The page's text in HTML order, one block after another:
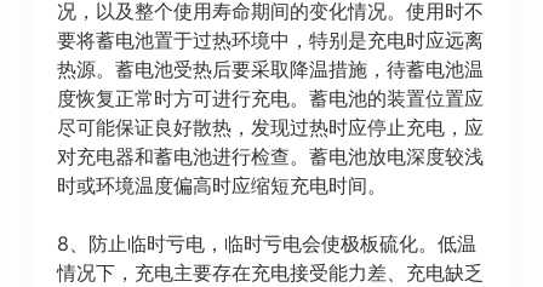
况，以及整个使用寿命期间的变化情况。使用时不
要将蓄电池置于过热环境中，特别是充电时应远离
热源。蓄电池受热后要采取降温措施，待蓄电池温
度恢复正常时方可进行充电。蓄电池的装置位置应
尽可能保证良好散热，发现过热时应停止充电，应
对充电器和蓄电池进行检查。蓄电池放电深度较浅
时或环境温度偏高时应缩短充电时间。
8、防止临时亏电，临时亏电会使极板硫化。低温
情况下，充电主要存在充电接受能力差、充电缺乏